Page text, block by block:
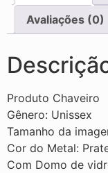
Avaliações (0)
Produto Chaveiro
Gênero: Unissex
Tamanho da
Cor do Metal:
Com Domo de